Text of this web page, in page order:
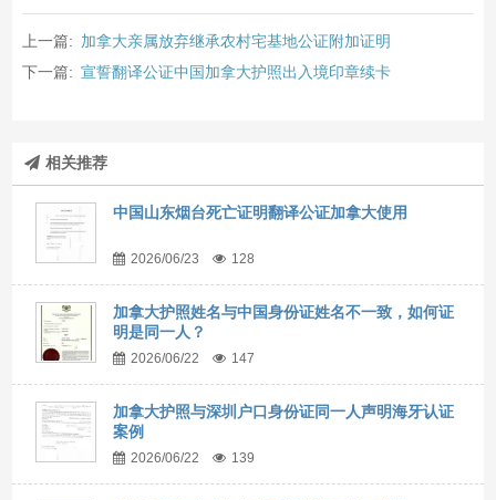
上一篇: 加拿大亲属放弃继承农村宅基地公证附加证明
下一篇: 宣誓翻译公证中国加拿大护照出入境印章续卡
相关推荐
中国山东烟台死亡证明翻译公证加拿大使用
2026/06/23 128
加拿大护照姓名与中国身份证姓名不一致，如何证
明是同一人？
2026/06/22 147
加拿大护照与深圳户口身份证同一人声明海牙认证
案例
2026/06/22 139